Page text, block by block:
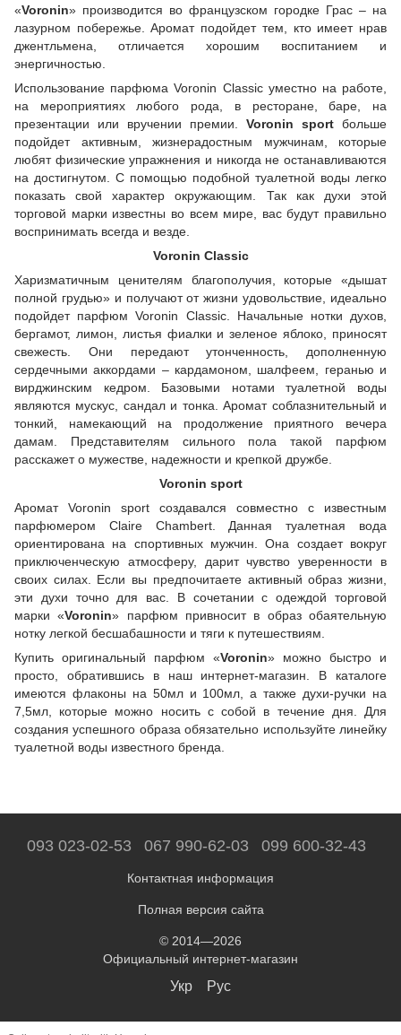
«Voronin» производится во французском городке Грас – на
лазурном побережье. Аромат подойдет тем, кто имеет нрав
джентльмена, отличается хорошим воспитанием и
энергичностью.
Использование парфюма Voronin Classic уместно на работе,
на мероприятиях любого рода, в ресторане, баре, на
презентации или вручении премии. Voronin sport больше
подойдет активным, жизнерадостным мужчинам, которые
любят физические упражнения и никогда не останавливаются
на достигнутом. С помощью подобной туалетной воды легко
показать свой характер окружающим. Так как духи этой
торговой марки известны во всем мире, вас будут правильно
воспринимать всегда и везде.
Voronin Classic
Харизматичным ценителям благополучия, которые «дышат
полной грудью» и получают от жизни удовольствие, идеально
подойдет парфюм Voronin Classic. Начальные нотки духов,
бергамот, лимон, листья фиалки и зеленое яблоко, приносят
свежесть. Они передают утонченность, дополненную
сердечными аккордами – кардамоном, шалфеем, геранью и
вирджинским кедром. Базовыми нотами туалетной воды
являются мускус, сандал и тонка. Аромат соблазнительный и
тонкий, намекающий на продолжение приятного вечера
дамам. Представителям сильного пола такой парфюм
расскажет о мужестве, надежности и крепкой дружбе.
Voronin sport
Аромат Voronin sport создавался совместно с известным
парфюмером Claire Chambert. Данная туалетная вода
ориентирована на спортивных мужчин. Она создает вокруг
приключенческую атмосферу, дарит чувство уверенности в
своих силах. Если вы предпочитаете активный образ жизни,
эти духи точно для вас. В сочетании с одеждой торговой
марки «Voronin» парфюм привносит в образ обаятельную
нотку легкой бесшабашности и тяги к путешествиям.
Купить оригинальный парфюм «Voronin» можно быстро и
просто, обратившись в наш интернет-магазин. В каталоге
имеются флаконы на 50мл и 100мл, а также духи-ручки на
7,5мл, которые можно носить с собой в течение дня. Для
создания успешного образа обязательно используйте линейку
туалетной воды известного бренда.
093 023-02-53 067 990-62-03 099 600-32-43
Контактная информация
Полная версия сайта
© 2014—2026
Официальный интернет-магазин
Укр Рус